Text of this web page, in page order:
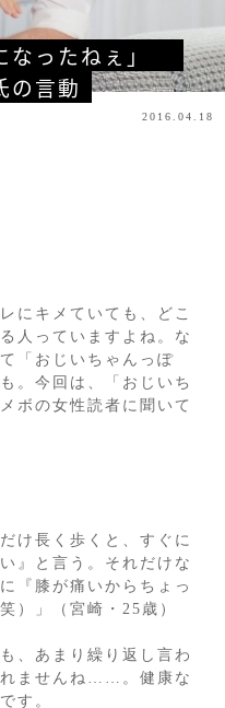
なったねぇ」
の言動
2016.04.18
にキメていても、どこ
人っていますよね。な
「おじいちゃんっぽ
。今回は、「おじいち
ボの女性読者に聞いて
け長く歩くと、すぐに
』と言う。それだけな
『膝が痛いからちょっ
）」（宮崎・25歳）
、あまり繰り返し言わ
れませんね……。健康な
す。